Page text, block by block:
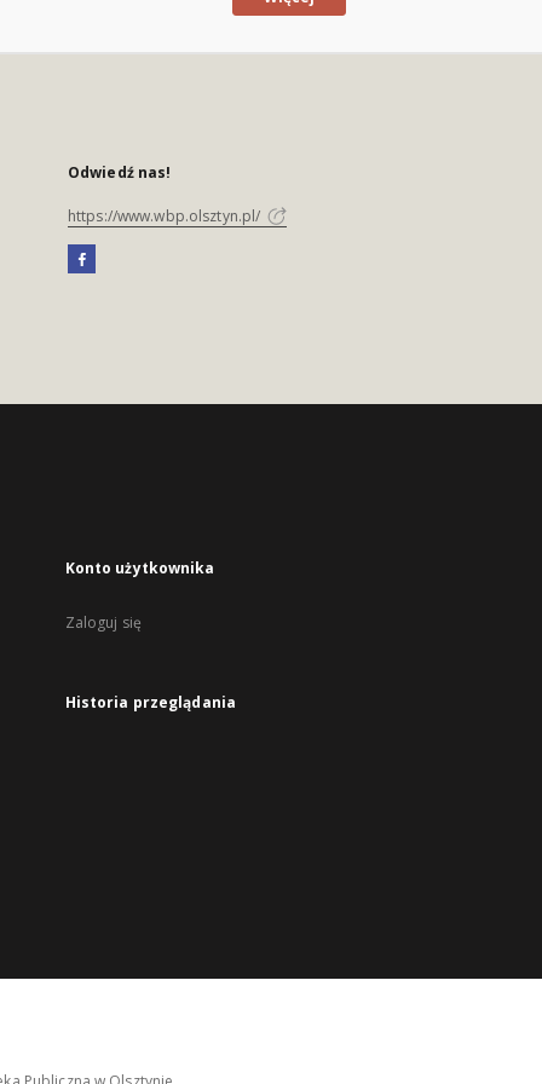
Odwiedź nas!
https://www.wbp.olsztyn.pl/
Konto użytkownika
Zaloguj się
Historia przeglądania